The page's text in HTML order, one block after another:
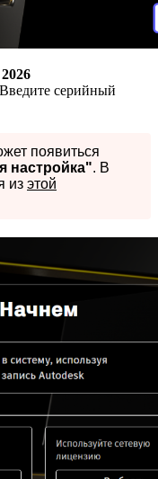
серийный
появиться
настройка". В
из этой